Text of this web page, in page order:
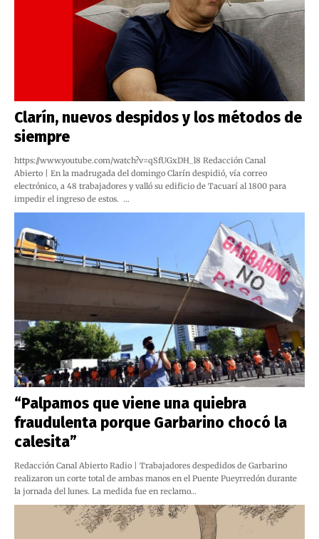
Clarín, nuevos despidos y los métodos de
siempre
https://www.youtube.com/watch?v=qSfUGxDH_l8 Redacción Canal
Abierto | En la madrugada del domingo Clarín despidió, vía correo
electrónico, a 48 trabajadores y valló su edificio de Tacuarí al 1800 para
impedir el ingreso de estos. …
“Palpamos que viene una quiebra
fraudulenta porque Garbarino chocó la
calesita”
Redacción Canal Abierto Radio | Trabajadores despedidos de Garbarino
realizaron un corte total de ambas manos en el Puente Pueyrredón durante
la jornada del lunes. La medida fue en reclamo…